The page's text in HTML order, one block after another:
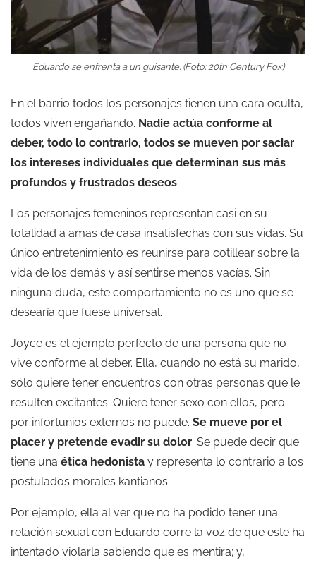
Eduardo se enfrenta a un guisante. (Foto: 20th Century Fox)
En el barrio todos los personajes tienen una cara oculta,
todos viven engañando. Nadie actúa conforme al
deber, todo lo contrario, todos se mueven por saciar
los intereses individuales que determinan sus más
profundos y frustrados deseos.
Los personajes femeninos representan casi en su
totalidad a amas de casa insatisfechas con sus vidas. Su
único entretenimiento es reunirse para cotillear sobre la
vida de los demás y así sentirse menos vacías. Sin
ninguna duda, este comportamiento no es uno que se
desearía que fuese universal.
Joyce es el ejemplo perfecto de una persona que no
vive conforme al deber. Ella, cuando no está su marido,
sólo quiere tener encuentros con otras personas que le
resulten excitantes. Quiere tener sexo con ellos, pero
por infortunios externos no puede. Se mueve por el
placer y pretende evadir su dolor. Se puede decir que
tiene una ética hedonista y representa lo contrario a los
postulados morales kantianos.
Por ejemplo, ella al ver que no ha podido tener una
relación sexual con Eduardo corre la voz de que este ha
intentado violarla sabiendo que es mentira; y,